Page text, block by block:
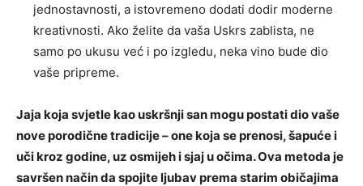
jednostavnosti, a istovremeno dodati dodir moderne
kreativnosti. Ako želite da vaša Uskrs zablista, ne
samo po ukusu već i po izgledu, neka vino bude dio
vaše pripreme.
Jaja koja svjetle kao uskršnji san mogu postati dio vaše
nove porodične tradicije – one koja se prenosi, šapuće i
uči kroz godine, uz osmijeh i sjaj u očima. Ova metoda je
savršen način da spojite ljubav prema starim običajima